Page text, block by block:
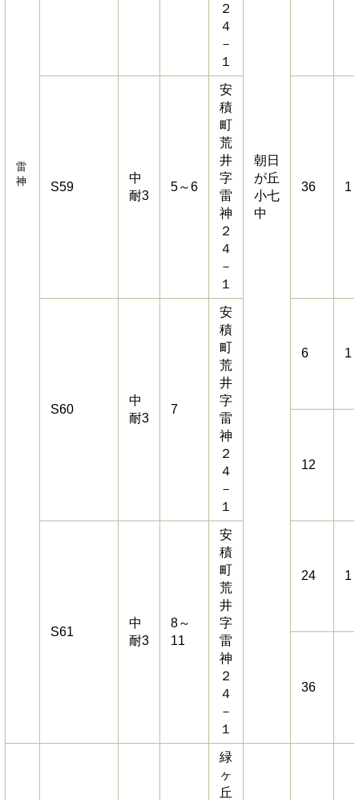
雷
神
朝日
が丘
小七
中
２
４
－
１
S59
中
耐3
5～6
安
積
町
荒
井
字
雷
神
２
４
－
１
36 1
S60
中
耐3
7
安
積
町
荒
井
字
雷
神
２
４
－
１
6 1
12
S61
中
耐3
8～
11
安
積
町
荒
井
字
雷
神
２
４
－
１
24 1
36
緑
ヶ
丘